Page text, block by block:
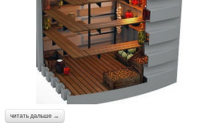
читать дальше →